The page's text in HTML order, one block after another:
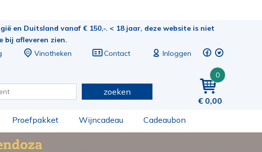
en Duitsland vanaf € 150,-. < 18 jaar, deze website is niet
bij afleveren zien.
Vinotheken Contact Inloggen
0
0,00
zoeken
Proefpakket Wijncadeau Cadeaubon